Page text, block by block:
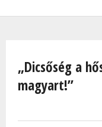
„Dicsőség a
magyart!”